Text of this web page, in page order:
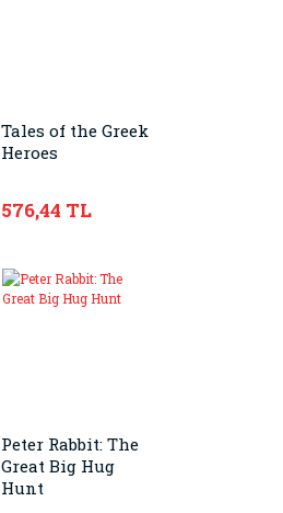
Tales of the Greek
Heroes
576,44 TL
Peter Rabbit: The
Great Big Hug
Hunt